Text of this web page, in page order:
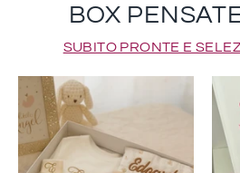
BOX
SUBITO PRONTE E